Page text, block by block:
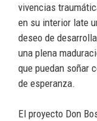
vivencias
en su interior late
deseo de
una plena
que puedan soñar
de esperanza.
El proyecto Don